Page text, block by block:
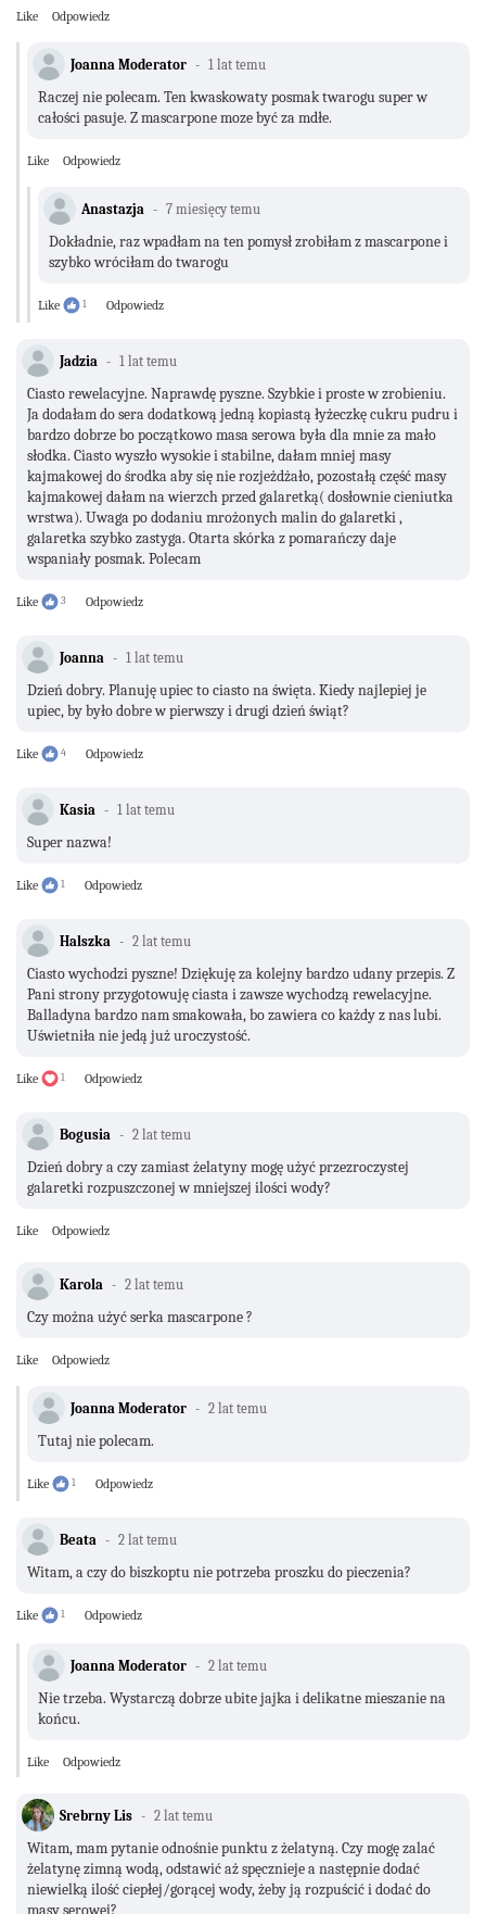
Like Odpowiedz
Joanna Moderator 1 lat temu
Raczej nie polecam. Ten kwaskowaty posmak twarogu super w
całości pasuje. Z mascarpone moze być za mdłe.
Like Odpowiedz
Anastazja 7 miesięcy temu
Dokładnie, raz wpadłam na ten pomysł zrobiłam z mascarpone i
szybko wróciłam do twarogu
Like 1 Odpowiedz
Jadzia 1 lat temu
Ciasto rewelacyjne. Naprawdę pyszne. Szybkie i proste w zrobieniu.
Ja dodałam do sera dodatkową jedną kopiastą łyżeczkę cukru pudru i
bardzo dobrze bo początkowo masa serowa była dla mnie za mało
słodka. Ciasto wyszło wysokie i stabilne, dałam mniej masy
kajmakowej do środka aby się nie rozjeżdżało, pozostałą część masy
kajmakowej dałam na wierzch przed galaretką( dosłownie cieniutka
wrstwa). Uwaga po dodaniu mrożonych malin do galaretki ,
galaretka szybko zastyga. Otarta skórka z pomarańczy daje
wspaniały posmak. Polecam
Like 3 Odpowiedz
Joanna 1 lat temu
Dzień dobry. Planuję upiec to ciasto na święta. Kiedy najlepiej je
upiec, by było dobre w pierwszy i drugi dzień świąt?
Like 4 Odpowiedz
Kasia 1 lat temu
Super nazwa!
Like 1 Odpowiedz
Halszka 2 lat temu
Ciasto wychodzi pyszne! Dziękuję za kolejny bardzo udany przepis. Z
Pani strony przygotowuję ciasta i zawsze wychodzą rewelacyjne.
Balladyna bardzo nam smakowała, bo zawiera co każdy z nas lubi.
Uświetniła nie jedą już uroczystość.
Like 1 Odpowiedz
Bogusia 2 lat temu
Dzień dobry a czy zamiast żelatyny mogę użyć przezroczystej
galaretki rozpuszczonej w mniejszej ilości wody?
Like Odpowiedz
Karola 2 lat temu
Czy można użyć serka mascarpone ?
Like Odpowiedz
Joanna Moderator 2 lat temu
Tutaj nie polecam.
Like 1 Odpowiedz
Beata 2 lat temu
Witam, a czy do biszkoptu nie potrzeba proszku do pieczenia?
Like 1 Odpowiedz
Joanna Moderator 2 lat temu
Nie trzeba. Wystarczą dobrze ubite jajka i delikatne mieszanie na
końcu.
Like Odpowiedz
Srebrny Lis 2 lat temu
Witam, mam pytanie odnośnie punktu z żelatyną. Czy mogę zalać
żelatynę zimną wodą, odstawić aż spęcznieje a następnie dodać
niewielką ilość ciepłej/gorącej wody, żeby ją rozpuścić i dodać do